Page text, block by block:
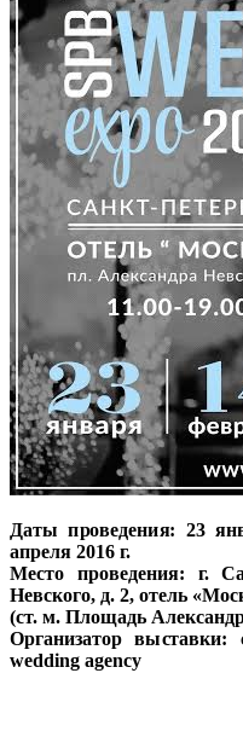
Даты проведения: 23
апреля 2016 г.
Место проведения: г.
Невского, д. 2, отель
(ст. м. Площадь
Организатор выставки:
wedding agency